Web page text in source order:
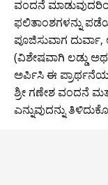
o
k
p
ವಂದನೆ
ಫಲಿತಾಂಶಗಳನ್ನು
ಪೂಜಿಸುವಾಗ ದುರ್ವಾ,
(ವಿಶೇಷವಾಗಿ ಲಡ್ಡು
ಅರ್ಪಿಸಿ ಈ
ಶ್ರೀ ಗಣೇಶ ವಂದನೆ
ಎನ್ನುವುದನ್ನು